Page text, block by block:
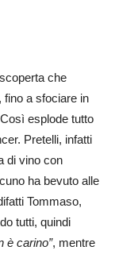
che
, fino a sfociare in
Così esplode tutto
Pretelli, infatti
di vino con
ha bevuto alle
Tommaso,
tutti, quindi
è carino”, mentre